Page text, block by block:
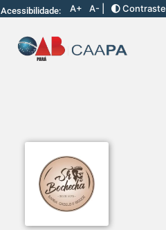
Acessibilidade: A+ A- | Contraste |